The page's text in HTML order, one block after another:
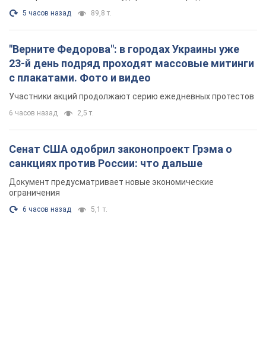
5 часов назад 89,8 т.
"Верните Федорова": в городах Украины уже
23-й день подряд проходят массовые митинги
с плакатами. Фото и видео
Участники акций продолжают серию ежедневных протестов
6 часов назад 2,5 т.
Сенат США одобрил законопроект Грэма о
санкциях против России: что дальше
Документ предусматривает новые экономические
ограничения
6 часов назад 5,1 т.